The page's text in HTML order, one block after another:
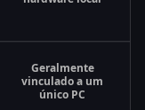
Geralmente
vinculado a um
único PC